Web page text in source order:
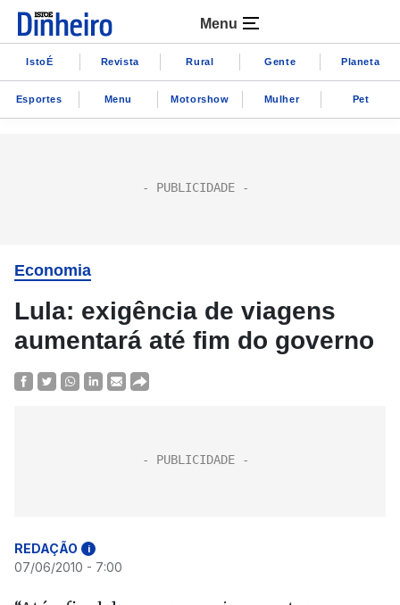
Menu
IstoÉ Revista Rural Gente Planeta
Esportes Menu Motorshow Mulher Pet
Economia
Lula: exigência de viagens
aumentará até fim do governo
REDAÇÃO i
07/06/2010 - 7:00